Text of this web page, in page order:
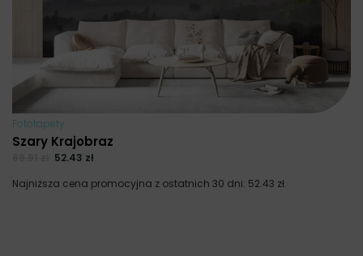
Fototapety
Szary Krajobraz
52.43 zł
Najniższa cena promocyjna z ostatnich 30 dni: 52.43 zł.